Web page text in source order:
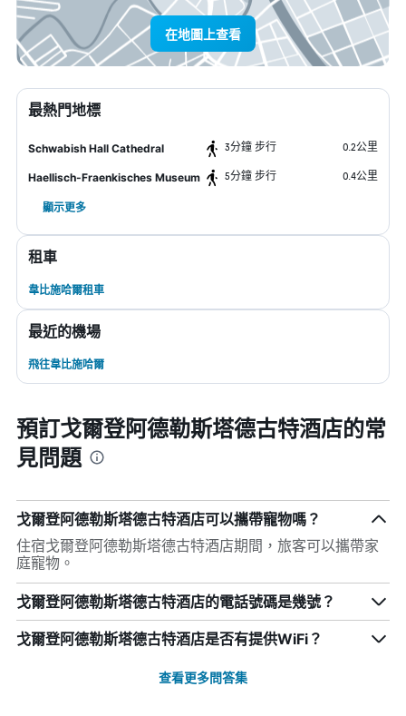
在地圖上查看
最熱門地標
Schwabish Hall Cathedral 3分鐘 步行 0.2公里
Haellisch-Fraenkisches Museum 5分鐘 步行 0.4公里
顯示更多
租車
韋比施哈爾租車
最近的機場
飛往韋比施哈爾
預訂戈爾登阿德勒斯塔德古特酒店的常
見問題
戈爾登阿德勒斯塔德古特酒店可以攜帶寵物嗎？
住宿戈爾登阿德勒斯塔德古特酒店期間，旅客可以攜帶家
庭寵物。
戈爾登阿德勒斯塔德古特酒店的電話號碼是幾號？
戈爾登阿德勒斯塔德古特酒店是否有提供WiFi？
查看更多問答集